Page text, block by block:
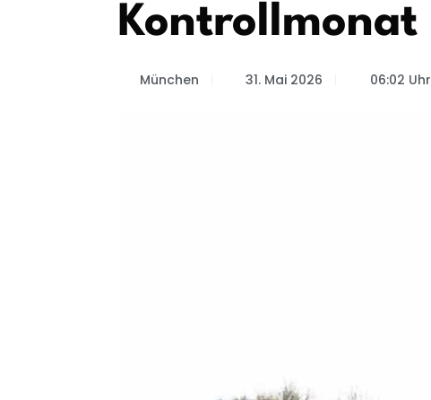
Kontrollmonat
München 31. Mai 2026 06:02 Uhr